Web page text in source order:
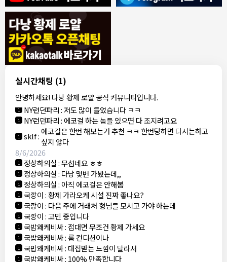
실시간채팅 (1)
안녕하세요! 다낭 황제 로얄 공식 커뮤니티입니다.
8/4/2026
1 모기한테물림:여기도 문의해보면 바로 알려줌
1 모기한테물림:정찰가보다 쌀수 없음
1 결혼안해:ㄹㅇ 팩트 ㅋㅋㅋㅋ
1 결혼안해:ㄹㅇ 팩트 ㅋㅋㅋㅋ
8/5/2026
NY런던파리 :다낭 에코걸 여기서 예약 가능한가요?
1 3군:에코걸 좀 조심 하는게 좋음
1 NY런던파리:저도 많이 들었습니다 ㅋㅋ
1 NY런던파리: 에코걸 하는 놈들 있으면 다 조지려고요
1 sklf: 에코걸은 한번 해보는거 추천 ㅋㅋ 한번당하면 다시는하고
싶지 않다
8/6/2026
1 정상하의실:무섭네요 ㅎㅎ
1 정상하의실: 다낭 몇번 가봤는데,,
1 정상하의실: 아직 에코걸은 안해봄
1 국깡이:황제 가라오케 시설 진짜 좋나요?
1 국깡이: 다음 주에 거래처 형님들 모시고 가야 하는데
1 국깡이:고민 중입니다
1 국밥왜케비싸: 접대면 무조건 황제 가세요
1 국밥왜케비싸:룸 컨디션이나
1 국밥왜케비싸: 대접받는 느낌이 달라서
1 국밥왜케비싸: 100% 만족합니다